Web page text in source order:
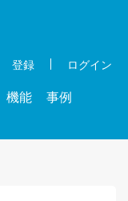
登録 ログイン
機能
事例